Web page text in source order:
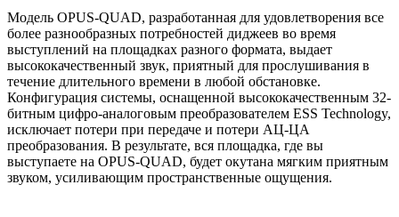
Модель OPUS-QUAD, разработанная для удовлетворения все
более разнообразных потребностей диджеев во время
выступлений на площадках разного формата, выдает
высококачественный звук, приятный для прослушивания в
течение длительного времени в любой обстановке.
Конфигурация системы, оснащенной высококачественным 32-
битным цифро-аналоговым преобразователем ESS Technology,
исключает потери при передаче и потери АЦ-ЦА
преобразования. В результате, вся площадка, где вы
выступаете на OPUS-QUAD, будет окутана мягким приятным
звуком, усиливающим пространственные ощущения.